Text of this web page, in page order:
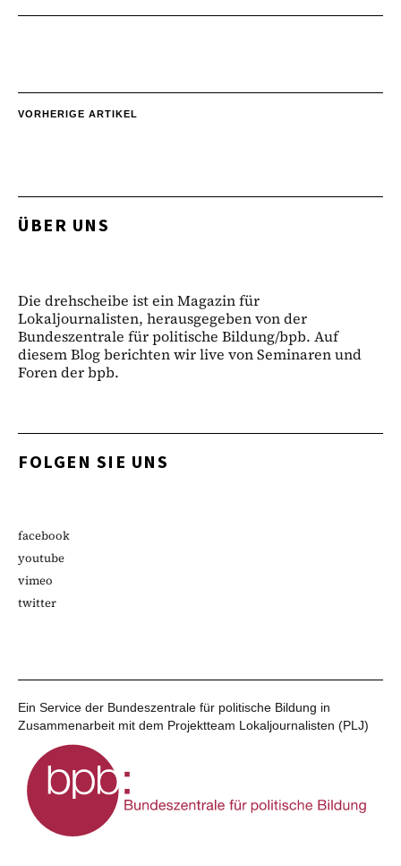
VORHERIGE ARTIKEL
ÜBER UNS
Die drehscheibe ist ein Magazin für
Lokaljournalisten, herausgegeben von der
Bundeszentrale für politische Bildung/bpb. Auf
diesem Blog berichten wir live von Seminaren und
Foren der bpb.
FOLGEN SIE UNS
facebook
youtube
vimeo
twitter
Ein Service der Bundeszentrale für politische Bildung in
Zusammenarbeit mit dem Projektteam Lokaljournalisten (PLJ)